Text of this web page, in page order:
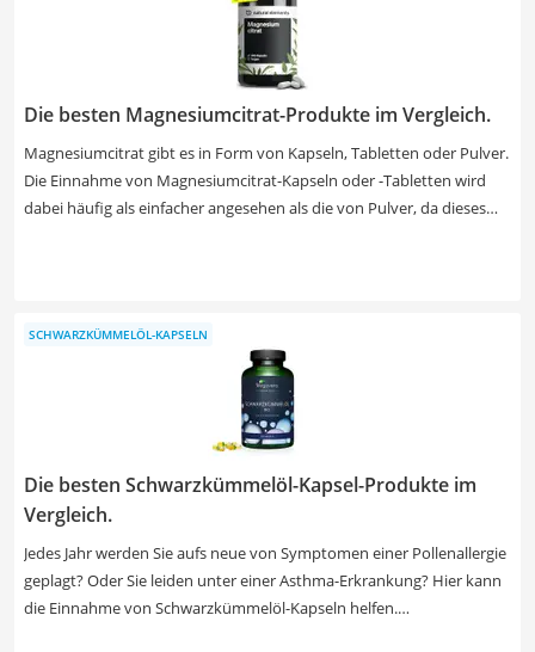
nützlichen Bestandteilen, um dem Körper zusätzliche Nährstoffe
Die besten Magnesiumcitrat-Produkte im Vergleich.
Magnesiumcitrat gibt es in Form von Kapseln, Tabletten oder Pulver.
Die Einnahme von Magnesiumcitrat-Kapseln oder -Tabletten wird
dabei häufig als einfacher angesehen als die von Pulver, da dieses
Sie jetzt Magnesiumcitrat aus unserer Vergleichstabelle, das Ihnen
einen besonders großen Vorrat bietet. So müssen Sie nicht allzu
häufig eine Packung nachkaufen.
Die besten Schwarzkümmelöl-Kapsel-Produkte im
Vergleich.
Jedes Jahr werden Sie aufs neue von Symptomen einer Pollenallergie
geplagt? Oder Sie leiden unter einer Asthma-Erkrankung? Hier kann
die Einnahme von Schwarzkümmelöl-Kapseln helfen.
SCHWARZKÜMMELÖL-KAPSELN